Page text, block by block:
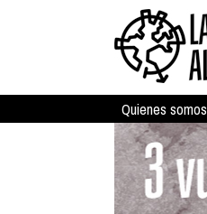
Quienes somos